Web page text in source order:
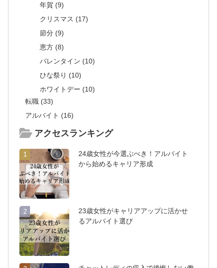
年賀 (9)
クリスマス (17)
節分 (9)
恵方 (8)
バレンタイン (10)
ひな祭り (10)
ホワイトデー (10)
転職 (33)
アルバイト (16)
アクセスランキング
1
24歳女性が今選ぶべき！アルバイト
から始めるキャリア形成
2
23歳女性がキャリアアップに活かせ
るアルバイト選び